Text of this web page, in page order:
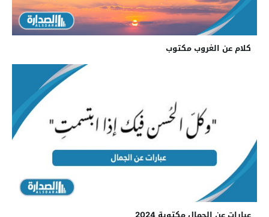
كلام عن الغروب مكتوب